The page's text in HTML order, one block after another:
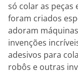
só colar as
foram criados
adoram
invenções
adesivos para
robôs e outras